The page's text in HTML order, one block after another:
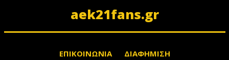
aek21fans.gr
ΕΠΙΚΟΙΝΩΝΙΑ ΔΙΑΦΗΜΙΣΗ